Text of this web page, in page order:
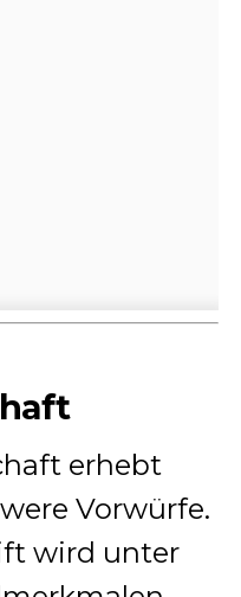
erhebt
Vorwürfe.
wird unter